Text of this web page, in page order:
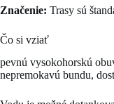
Značenie: Trasy sú
Čo si vziať
pevnú vysokohorskú
nepremokavú bundu,